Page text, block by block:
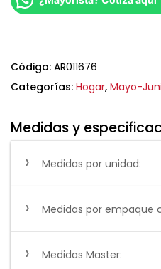
Código: AR011676
Categorías: Hogar, Mayo-
Medidas y
Medidas por unidad:
Medidas por empaque
Medidas Master: